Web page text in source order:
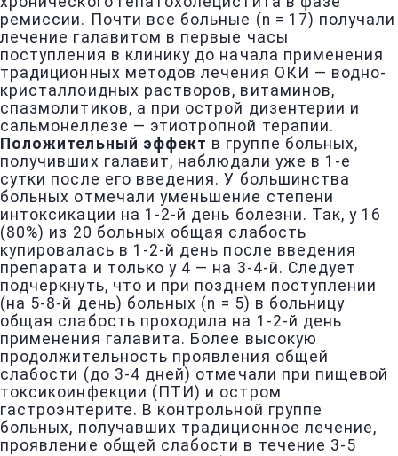
ремиссии. Почти все больные (n = 17) получали
лечение галавитом в первые часы
поступления в клинику до начала применения
традиционных методов лечения ОКИ — водно-
кристаллоидных растворов, витаминов,
спазмолитиков, а при острой дизентерии и
сальмонеллезе — этиотропной терапии.
Положительный эффект в группе больных,
получивших галавит, наблюдали уже в 1-е
сутки после его введения. У большинства
больных отмечали уменьшение степени
интоксикации на 1-2-й день болезни. Так, у 16
(80%) из 20 больных общая слабость
купировалась в 1-2-й день после введения
препарата и только у 4 — на 3-4-й. Следует
подчеркнуть, что и при позднем поступлении
(на 5-8-й день) больных (n = 5) в больницу
общая слабость проходила на 1-2-й день
применения галавита. Более высокую
продолжительность проявления общей
слабости (до 3-4 дней) отмечали при пищевой
токсикоинфекции (ПТИ) и остром
гастроэнтерите. В контрольной группе
больных, получавших традиционное лечение,
проявление общей слабости в течение 3-5